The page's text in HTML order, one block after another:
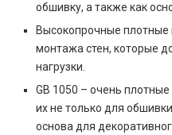
обшивку, а также как
Высокопрочные плотные
монтажа стен, которые
нагрузки.
GB 1050 – очень
их не только для
основа для